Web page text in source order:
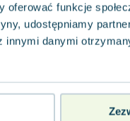
funkcje
udostępniamy
danymi